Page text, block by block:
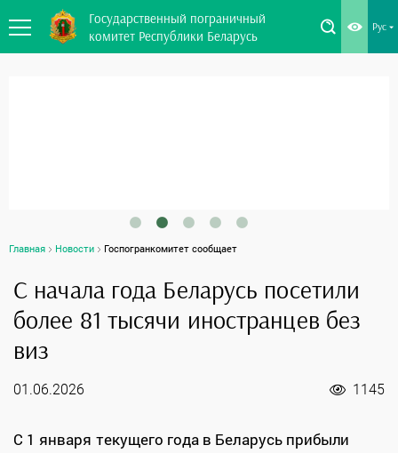
Государственный пограничный
комитет Республики Беларусь
Рус
Главная Новости Госпогранкомитет сообщает
С начала года Беларусь посетили
более 81 тысячи иностранцев без
виз
01.06.2026 1145
С 1 января текущего года в Беларусь прибыли